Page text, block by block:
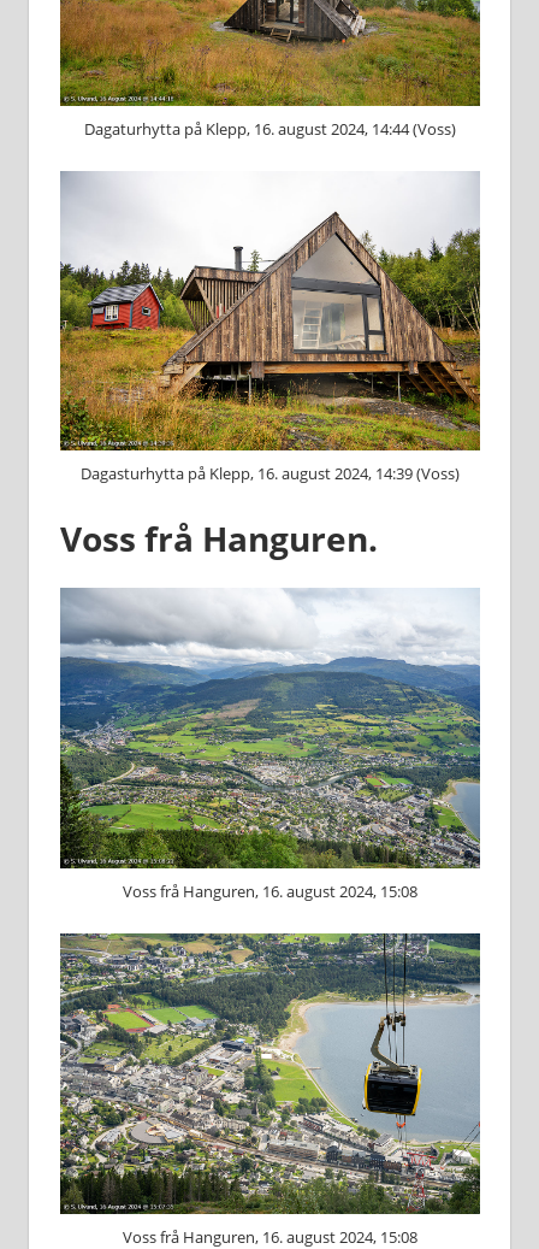
Dagaturhytta på Klepp, 16. august 2024, 14:44 (Voss)
Dagasturhytta på Klepp, 16. august 2024, 14:39 (Voss)
Voss frå Hanguren.
Voss frå Hanguren, 16. august 2024, 15:08
Voss frå Hanguren, 16. august 2024, 15:08